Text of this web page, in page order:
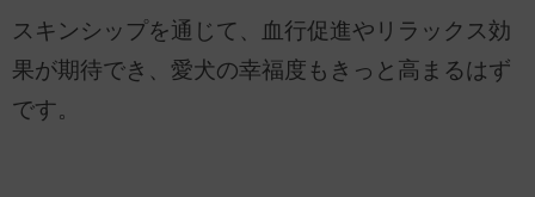
スキンシップを通じて、血行促進やリラックス効
果が期待でき、愛犬の幸福度もきっと高まるはず
です。